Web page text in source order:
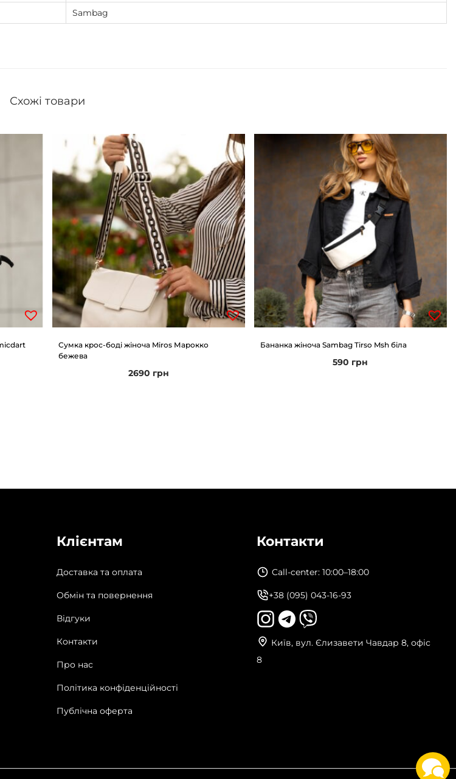
Sambag
Схожі товари
Сумка крос-боді жіноча Miros Марокко
бежева
2690 грн
Бананка жіноча Sambag Tirso Msh біла
590 грн
Клієнтам
Доставка та оплата
Обмін та повернення
Відгуки
Контакти
Про нас
Політика конфіденційності
Публічна оферта
Контакти
Call-center: 10:00–18:00
+38 (095) 043-16-93
Київ, вул. Єлизавети Чавдар 8, офіс
8